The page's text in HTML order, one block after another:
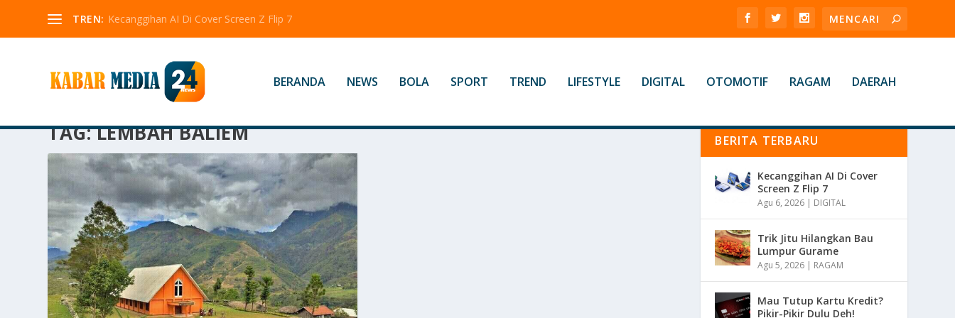
TREN: Kecanggihan AI Di Cover Screen Z Flip 7
BERANDA NEWS BOLA SPORT TREND LIFESTYLE DIGITAL OTOMOTIF RAGAM DAERAH
TAG:LEMBAH BALIEM BERITA TERBARU
Kecanggihan AI Di Cover
Screen Z Flip 7
Agu 6, 2026 | DIGITAL
Trik Jitu Hilangkan Bau
Lumpur Gurame
Agu 5, 2026 | RAGAM
Mau Tutup Kartu Kredit?
Pikir-Pikir Dulu Deh!